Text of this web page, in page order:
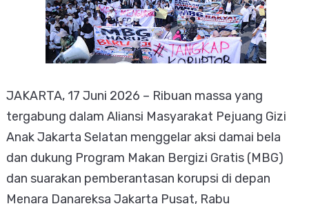
​JAKARTA, 17 Juni 2026 – Ribuan massa yang
tergabung dalam Aliansi Masyarakat Pejuang Gizi
Anak Jakarta Selatan menggelar aksi damai bela
dan dukung Program Makan Bergizi Gratis (MBG)
dan suarakan pemberantasan korupsi di depan
Menara Danareksa Jakarta Pusat, Rabu